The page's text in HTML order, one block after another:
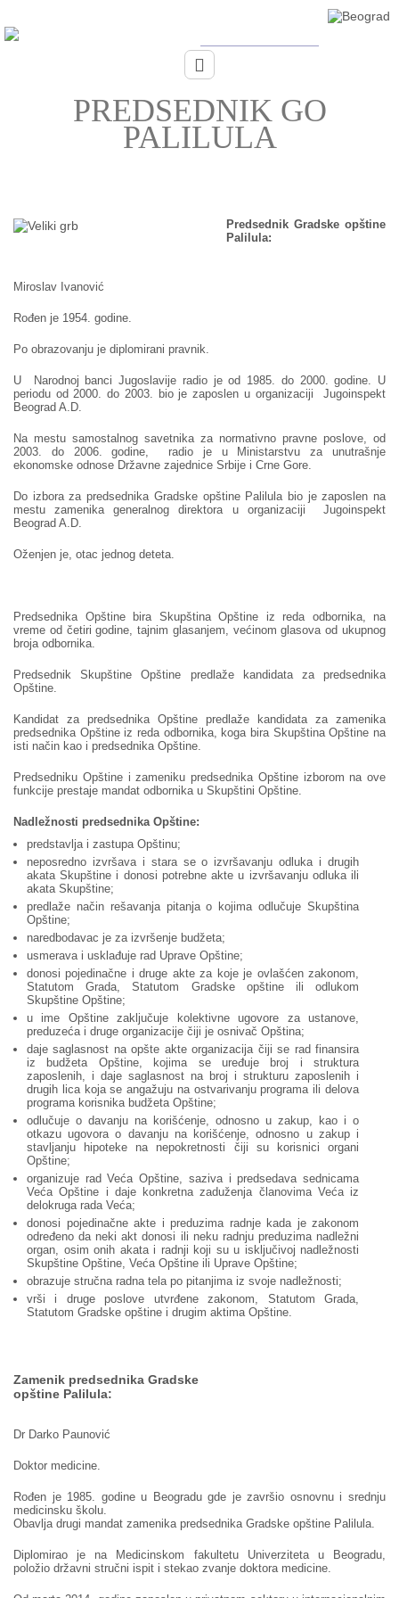
PREDSEDNIK GO
PALILULA
Predsednik Gradske opštine
Palilula:
Miroslav Ivanović
Rođen je 1954. godine.
Po obrazovanju je diplomirani pravnik.
U Narodnoj banci Jugoslavije radio je od 1985. do 2000. godine. U
periodu od 2000. do 2003. bio je zaposlen u organizaciji Jugoinspekt
Beograd A.D.
Na mestu samostalnog savetnika za normativno pravne poslove, od
2003. do 2006. godine, radio je u Ministarstvu za unutrašnje
ekonomske odnose Državne zajednice Srbije i Crne Gore.
Do izbora za predsednika Gradske opštine Palilula bio je zaposlen na
mestu zamenika generalnog direktora u organizaciji Jugoinspekt
Beograd A.D.
Oženjen je, otac jednog deteta.
Predsednika Opštine bira Skupština Opštine iz reda odbornika, na
vreme od četiri godine, tajnim glasanjem, većinom glasova od ukupnog
broja odbornika.
Predsednik Skupštine Opštine predlaže kandidata za predsednika
Opštine.
Kandidat za predsednika Opštine predlaže kandidata za zamenika
predsednika Opštine iz reda odbornika, koga bira Skupština Opštine na
isti način kao i predsednika Opštine.
Predsedniku Opštine i zameniku predsednika Opštine izborom na ove
funkcije prestaje mandat odbornika u Skupštini Opštine.
Nadležnosti predsednika Opštine:
predstavlja i zastupa Opštinu;
neposredno izvršava i stara se o izvršavanju odluka i drugih
akata Skupštine i donosi potrebne akte u izvršavanju odluka ili
akata Skupštine;
predlaže način rešavanja pitanja o kojima odlučuje Skupština
Opštine;
naredbodavac je za izvršenje budžeta;
usmerava i usklađuje rad Uprave Opštine;
donosi pojedinačne i druge akte za koje je ovlašćen zakonom,
Statutom Grada, Statutom Gradske opštine ili odlukom
Skupštine Opštine;
u ime Opštine zaključuje kolektivne ugovore za ustanove,
preduzeća i druge organizacije čiji je osnivač Opština;
daje saglasnost na opšte akte organizacija čiji se rad finansira
iz budžeta Opštine, kojima se uređuje broj i struktura
zaposlenih, i daje saglasnost na broj i strukturu zaposlenih i
drugih lica koja se angažuju na ostvarivanju programa ili delova
programa korisnika budžeta Opštine;
odlučuje o davanju na korišćenje, odnosno u zakup, kao i o
otkazu ugovora o davanju na korišćenje, odnosno u zakup i
stavljanju hipoteke na nepokretnosti čiji su korisnici organi
Opštine;
organizuje rad Veća Opštine, saziva i predsedava sednicama
Veća Opštine i daje konkretna zaduženja članovima Veća iz
delokruga rada Veća;
donosi pojedinačne akte i preduzima radnje kada je zakonom
određeno da neki akt donosi ili neku radnju preduzima nadležni
organ, osim onih akata i radnji koji su u isključivoj nadležnosti
Skupštine Opštine, Veća Opštine ili Uprave Opštine;
obrazuje stručna radna tela po pitanjima iz svoje nadležnosti;
vrši i druge poslove utvrđene zakonom, Statutom Grada,
Statutom Gradske opštine i drugim aktima Opštine.
Zamenik predsednika Gradske
opštine Palilula:
Dr Darko Paunović
Doktor medicine.
Rođen je 1985. godine u Beogradu gde je završio osnovnu i srednju
medicinsku školu.
Obavlja drugi mandat zamenika predsednika Gradske opštine Palilula.
Diplomirao je na Medicinskom fakultetu Univerziteta u Beogradu,
položio državni stručni ispit i stekao zvanje doktora medicine.